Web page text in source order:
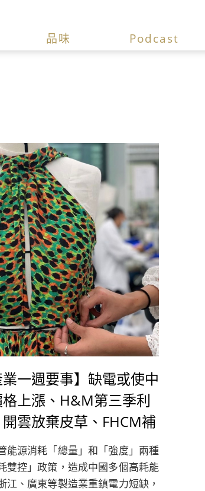
品味 Podcast
業一週要事】缺電或使中
上漲、H&M第三季利
雲放棄皮草、FHCM補
銳品牌
能源消耗「總量」和「強度」兩種
雙控」政策，造成中國多個高耗能
江、廣東等製造業重鎮電力短缺，